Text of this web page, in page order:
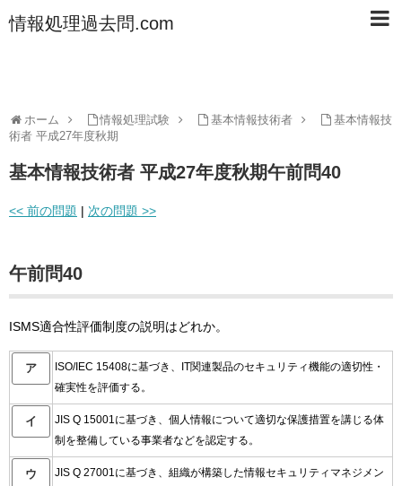
情報処理過去問.com
ホーム 情報処理試験 基本情報技術者
基本情報技
術者 平成27年度秋期
基本情報技術者 平成27年度秋期午前問40
<< 前の問題 | 次の問題 >>
午前問40
ISMS適合性評価制度の説明はどれか。
ア
ISO/IEC 15408に基づき、IT関連製品のセキュリティ機能の適切性・
確実性を評価する。
イ
JIS Q 15001に基づき、個人情報について適切な保護措置を講じる体
制を整備している事業者などを認定する。
ウ
JIS Q 27001に基づき、組織が構築した情報セキュリティマネジメン